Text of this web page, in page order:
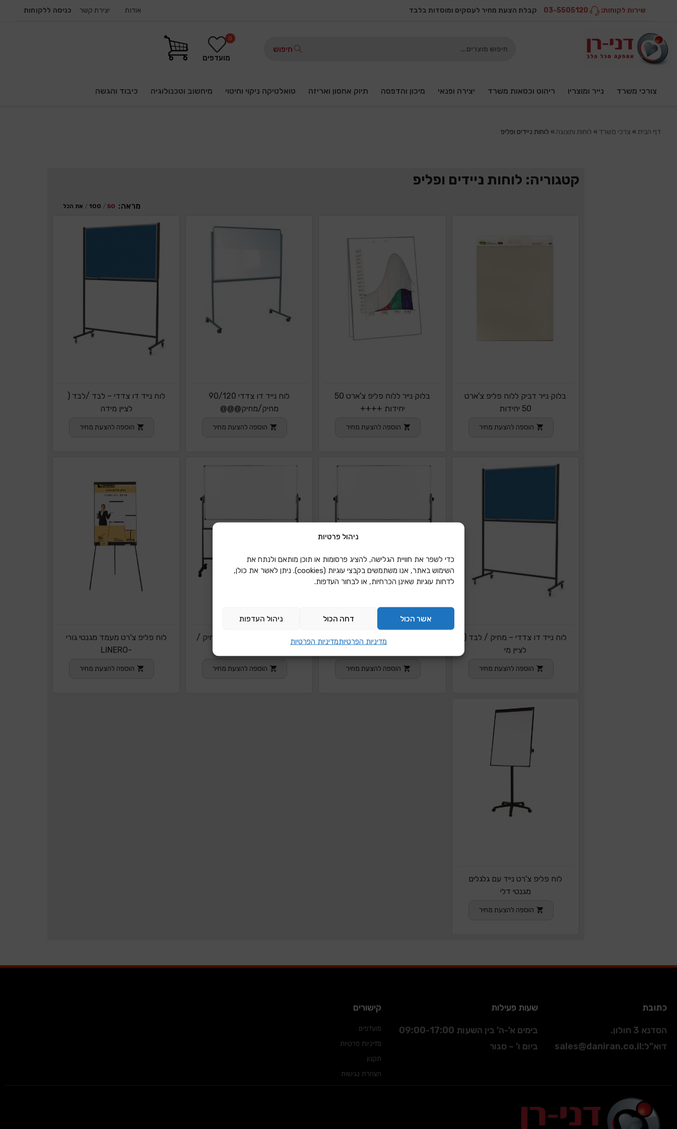
ניהול פרטיות
כדי לשפר את חוויית הגלישה, להציג פרסומות או תוכן מותאם ולנתח את
השימוש באתר, אנו משתמשים בקבצי עוגיות (cookies). ניתן לאשר את כולן,
לדחות עוגיות שאינן הכרחיות, או לבחור העדפות.
אשר הכול דחה הכול ניהול העדפות
מדיניות הפרטיותמדיניות הפרטיות
אודות יצירת קשר כניסה ללקוחות שירות לקוחות: קבלת הצעת מחיר לעסקים ומוסדות בלבד
חיפוש
מועדפים
0
צורכי משרד נייר ומוצריו ריהוט וכסאות משרד יצירה ופנאי מיכון והדפסה תיוק אחסון ואריזה טואלטיקה ניקוי וחיטוי מיחשוב וטכנולוגיה כיבוד והגשה
דף הבית» צרכי משרד » לוחות ותצוגה » לוחות ניידים ופליפ
קטגוריה: לוחות ניידים ופליפ
מראה: 50
100 את הכל
בלוק נייר דביק ללוח פליפ צ'ארט
50 יחידות
הוספה להצעת מחיר
בלוק נייר ללוח פליפ צ'ארט 50
יחידות ++++
הוספה להצעת מחיר
לוח נייד דו צדדי 90/120
מחיק/מחיק@@@
הוספה להצעת מחיר
לוח נייד דו צדדי – לבד /לבד (
לציין מידה
הוספה להצעת מחיר
לוח נייד דו צדדי – מחיק / לבד (
לציין מי
הוספה להצעת מחיר
לוח נייד דו צדדי 120-150 מחיק
הוספה להצעת מחיר
לוח נייד דו צדדי 90-150 מחיק /
הוספה להצעת מחיר
לוח פליפ צ'רט מעמד מגנטי גורי
-LINERO
הוספה להצעת מחיר
לוח פליפ צ'רט נייד עם גלגלים
מגנטי דלי
הוספה להצעת מחיר
כתובת
הסדנא 3 חולון.
דוא"ל:
sales@daniran.co.il
שעות פעילות
בימים א'-ה' בין השעות 09:00-17:00
ביום ו' – סגור
קישורים
מועדפים
מדיניות פרטיות
תקנון
הצהרת נגישות